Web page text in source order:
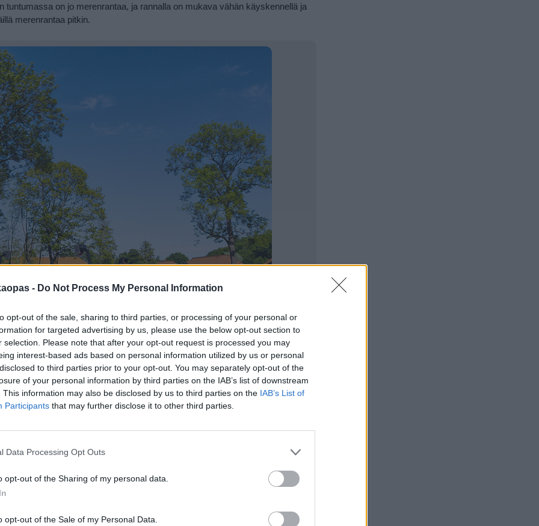
- Do Not Process My Personal Information
opt-out of the sale, sharing to third parties, or processing of your personal or
for targeted advertising by us, please use the below opt-out section to
selection. Please note that after your opt-out request is processed you may
interest-based ads based on personal information utilized by us or personal
to third parties prior to your opt-out. You may separately opt-out of the
of your personal information by third parties on the IAB’s list of downstream
This information may also be disclosed by us to third parties on the IAB’s List of
Participants that may further disclose it to other third parties.
Data Processing Opt Outs
opt-out of the Sharing of my personal data.
opt-out of the Sale of my Personal Data.
on jo merenrantaa, ja rannalla on mukava vähän käyskennellä ja
merenrantaa pitkin.
puistoalue, jossa on Maarjamäen palatsi ja aivan uusia vierailupaikkoja.
kuljettu kohti Piritaa, ja sen näkyvin osa on jo vuosikymmenten ajan ollut
muistamaan toisen maailmansodan uhreja. Maantieltä muistomerkki
enempää näkemistä, vaan muistomerkin tuntumassa voi paikallisen nuorison
jossa on
aivan kuten ruosteenvärisissä rakennuksissa olevaan